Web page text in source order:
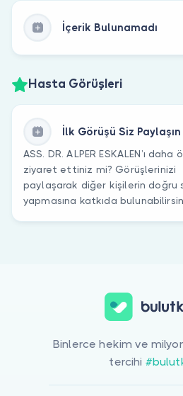
İçerik Bulunamadı
Hasta Görüşleri
İlk Görüşü Siz Paylaşın
ASS. DR. ALPER ESKALEN’ı daha
ziyaret ettiniz mi? Görüşlerinizi
paylaşarak diğer kişilerin doğru
yapmasına katkıda
Binlerce hekim ve
tercihi